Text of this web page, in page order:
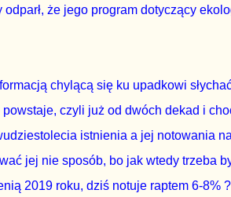
odparł, że jego program dotyczący
chylącą się ku upadkowi
czyli już od dwóch dekad i
istnienia a jej notowania
jej nie sposób, bo jak wtedy trzeba
2019 roku, dziś notuje raptem 6-8% ?